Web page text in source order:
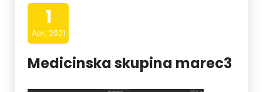
1
Apr, 2021
Medicinska skupina marec3